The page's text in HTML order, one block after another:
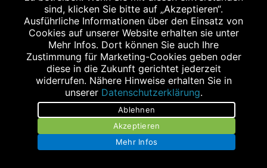
Impressum
Datenschutz
Barrierefreiheit
sind, klicken Sie bitte auf „Akzeptieren“.
Ausführliche Informationen über den Einsatz von
Cookies auf unserer Website erhalten sie unter
Mehr Infos. Dort können Sie auch Ihre
Zustimmung für Marketing-Cookies geben oder
diese in die Zukunft gerichtet jederzeit
widerrufen. Nähere Hinweise erhalten Sie in
unserer Datenschutzerklärung.
Ablehnen
Akzeptieren
Mehr Infos